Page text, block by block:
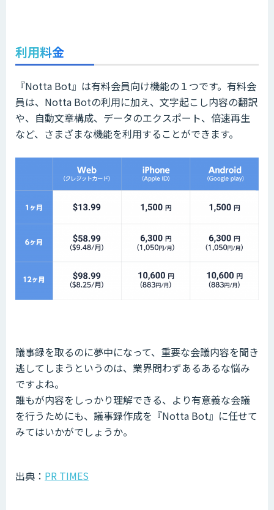
利用料金
『Notta Bot』は有料会員向け機能の１つです。有料会
員は、Notta Botの利用に加え、文字起こし内容の翻訳
や、自動文章構成、データのエクスポート、倍速再生
など、さまざまな機能を利用することができます。
議事録を取るのに夢中になって、重要な会議内容を聞き
逃してしまうというのは、業界問わずあるあるな悩み
ですよね。
誰もが内容をしっかり理解できる、より有意義な会議
を行うためにも、議事録作成を『Notta Bot』に任せて
みてはいかがでしょうか。
出典： PR TIMES